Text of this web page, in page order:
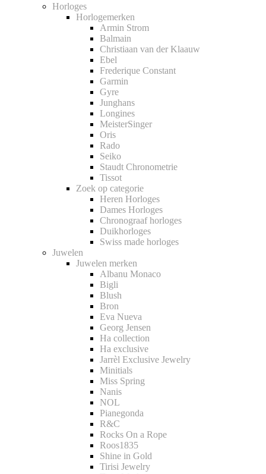
Horloges
Horlogemerken
Armin Strom
Balmain
Christiaan van der Klaauw
Ebel
Frederique Constant
Garmin
Gyre
Junghans
Longines
MeisterSinger
Oris
Rado
Seiko
Staudt Chronometrie
Tissot
Zoek op categorie
Heren Horloges
Dames Horloges
Chronograaf horloges
Duikhorloges
Swiss made horloges
Juwelen
Juwelen merken
Albanu Monaco
Bigli
Blush
Bron
Eva Nueva
Georg Jensen
Ha collection
Ha exclusive
Jarrèl Exclusive Jewelry
Minitials
Miss Spring
Nanis
NOL
Pianegonda
R&C
Rocks On a Rope
Roos1835
Shine in Gold
Tirisi Jewelry